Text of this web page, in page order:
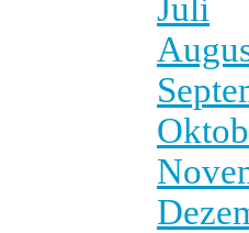
Juli